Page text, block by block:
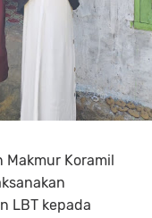
Koramil
LBT kepada